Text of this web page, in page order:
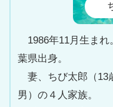
1986年11月生まれ
葉県出身。
妻、ちび太郎（13
男）の４人家族。